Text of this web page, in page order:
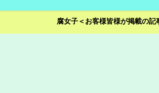
腐女子＜お客様皆様が掲載の